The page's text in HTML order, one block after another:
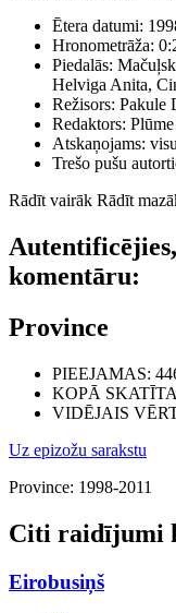
Ētera datumi:
Hronometrāža:
Piedalās:
Helviga Anita,
Režisors: Pakule
Redaktors:
Atskaņojams:
Trešo pušu
Rādīt vairāk Rādīt
komentāru:
Province
PIEEJAMAS:
KOPĀ
VIDĒJAIS
Uz epizožu sarakstu
Province: 1998-2011
Citi raidījumi
Eirobusiņš